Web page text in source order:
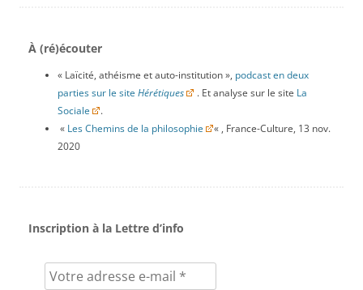
À (ré)écouter
« Laïcité, athéisme et auto-institution », podcast en deux
parties sur le site Hérétiques . Et analyse sur le site La
Sociale
.
« Les Chemins de la philosophie
« , France-Culture, 13 nov.
2020
Inscription à la Lettre d’info